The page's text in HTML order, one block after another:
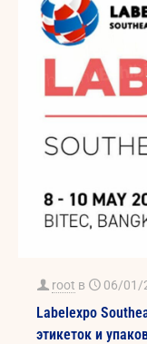
root в 06/01/
Labelexpo
этикеток и